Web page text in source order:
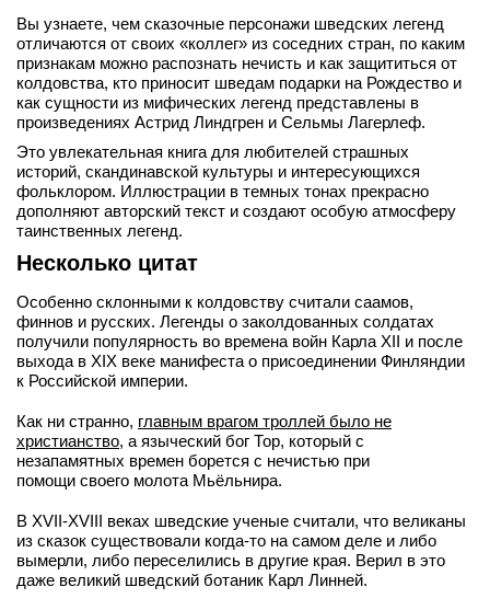
Стать автором
Вход
Вы узнаете, чем сказочные персонажи шведских легенд
отличаются от своих «коллег» из соседних стран, по каким
признакам можно распознать нечисть и как защититься от
колдовства, кто приносит шведам подарки на Рождество и
как сущности из мифических легенд представлены в
произведениях Астрид Линдгрен и Сельмы Лагерлеф.
Это увлекательная книга для любителей страшных
историй, скандинавской культуры и интересующихся
фольклором. Иллюстрации в темных тонах прекрасно
дополняют авторский текст и создают особую атмосферу
таинственных легенд.
Несколько цитат
Особенно склонными к колдовству считали саамов,
финнов и русских. Легенды о заколдованных солдатах
получили популярность во времена войн Карла ХІІ и после
выхода в ХІХ веке манифеста о присоединении Финляндии
к Российской империи.
Как ни странно, главным врагом троллей было не
христианство, а языческий бог Тор, который с
незапамятных времен борется с нечистью при
помощи своего молота Мьёльнира.
В XVII-XVIII веках шведские ученые считали, что великаны
из сказок существовали когда-то на самом деле и либо
вымерли, либо переселились в другие края. Верил в это
даже великий шведский ботаник Карл Линней.